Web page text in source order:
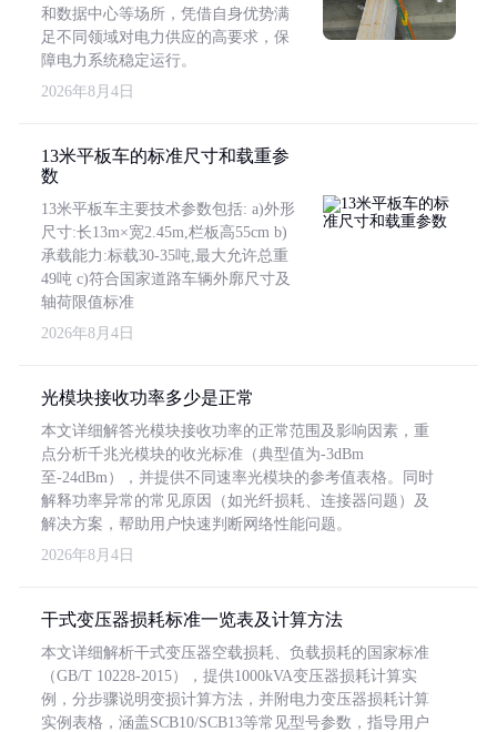
和数据中心等场所，凭借自身优势满
足不同领域对电力供应的高要求，保
障电力系统稳定运行。
2026年8月4日
13米平板车的标准尺寸和载重参
数
13米平板车主要技术参数包括: a)外形
尺寸:长13m×宽2.45m,栏板高55cm b)
承载能力:标载30-35吨,最大允许总重
49吨 c)符合国家道路车辆外廓尺寸及
轴荷限值标准
2026年8月4日
光模块接收功率多少是正常
本文详细解答光模块接收功率的正常范围及影响因素，重
点分析千兆光模块的收光标准（典型值为-3dBm
至-24dBm），并提供不同速率光模块的参考值表格。同时
解释功率异常的常见原因（如光纤损耗、连接器问题）及
解决方案，帮助用户快速判断网络性能问题。
2026年8月4日
干式变压器损耗标准一览表及计算方法
本文详细解析干式变压器空载损耗、负载损耗的国家标准
（GB/T 10228-2015），提供1000kVA变压器损耗计算实
例，分步骤说明变损计算方法，并附电力变压器损耗计算
实例表格，涵盖SCB10/SCB13等常见型号参数，指导用户